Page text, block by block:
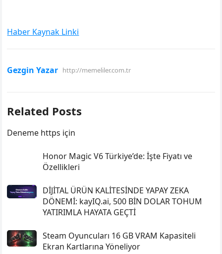
Haber Kaynak Linki
Gezgin Yazar http://memeliler.com.tr
Related Posts
Deneme https için
Honor Magic V6 Türkiye’de: İşte Fiyatı ve
Özellikleri
DİJİTAL ÜRÜN KALİTESİNDE YAPAY ZEKA
DÖNEMİ: kayIQ.ai, 500 BİN DOLAR TOHUM
YATIRIMLA HAYATA GEÇTİ
Steam Oyuncuları 16 GB VRAM Kapasiteli
Ekran Kartlarına Yöneliyor